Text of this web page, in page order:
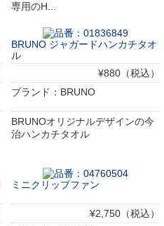
専用のH...
BRUNO ジャガードハンカチタオ
ル
¥880（税込）
ブランド：BRUNO
BRUNOオリジナルデザインの今
治ハンカチタオル
ミニクリップファン
¥2,750（税込）